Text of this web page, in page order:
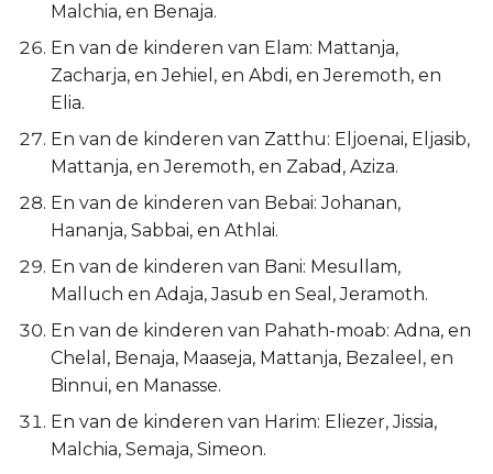
Malchia, en Benaja.
En van de kinderen van Elam: Mattanja,
Zacharja, en Jehiel, en Abdi, en Jeremoth, en
Elia.
En van de kinderen van Zatthu: Eljoenai, Eljasib,
Mattanja, en Jeremoth, en Zabad, Aziza.
En van de kinderen van Bebai: Johanan,
Hananja, Sabbai, en Athlai.
En van de kinderen van Bani: Mesullam,
Malluch en Adaja, Jasub en Seal, Jeramoth.
En van de kinderen van Pahath-moab: Adna, en
Chelal, Benaja, Maaseja, Mattanja, Bezaleel, en
Binnui, en Manasse.
En van de kinderen van Harim: Eliezer, Jissia,
Malchia, Semaja, Simeon.